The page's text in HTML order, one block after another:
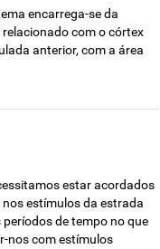
encarrega-se da
com o córtex
anterior, com a área
estar acordados
estímulos da estrada
de tempo no que
nos com estímulos